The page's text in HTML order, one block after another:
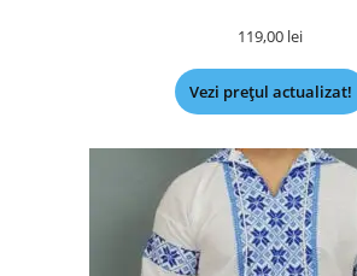
119,00 lei
Vezi prețul actualizat!